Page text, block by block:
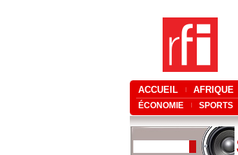
ACCUEIL AFRIQUE
ÉCONOMIE SPORTS